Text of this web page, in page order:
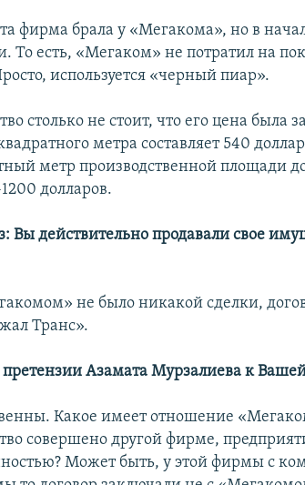
фирма брала у «Мегакома», но в
То есть, «Мегаком» не потратил на
используется «черный пиар».
столько не стоит, что его цена была
метра составляет 540
метр производственной площади
долларов.
Вы действительно продавали свое
не было никакой сделки,
Транс».
Азамата Мурзалиева к Вашей
Какое имеет отношение
совершено другой фирме,
Может быть, у этой фирмы с